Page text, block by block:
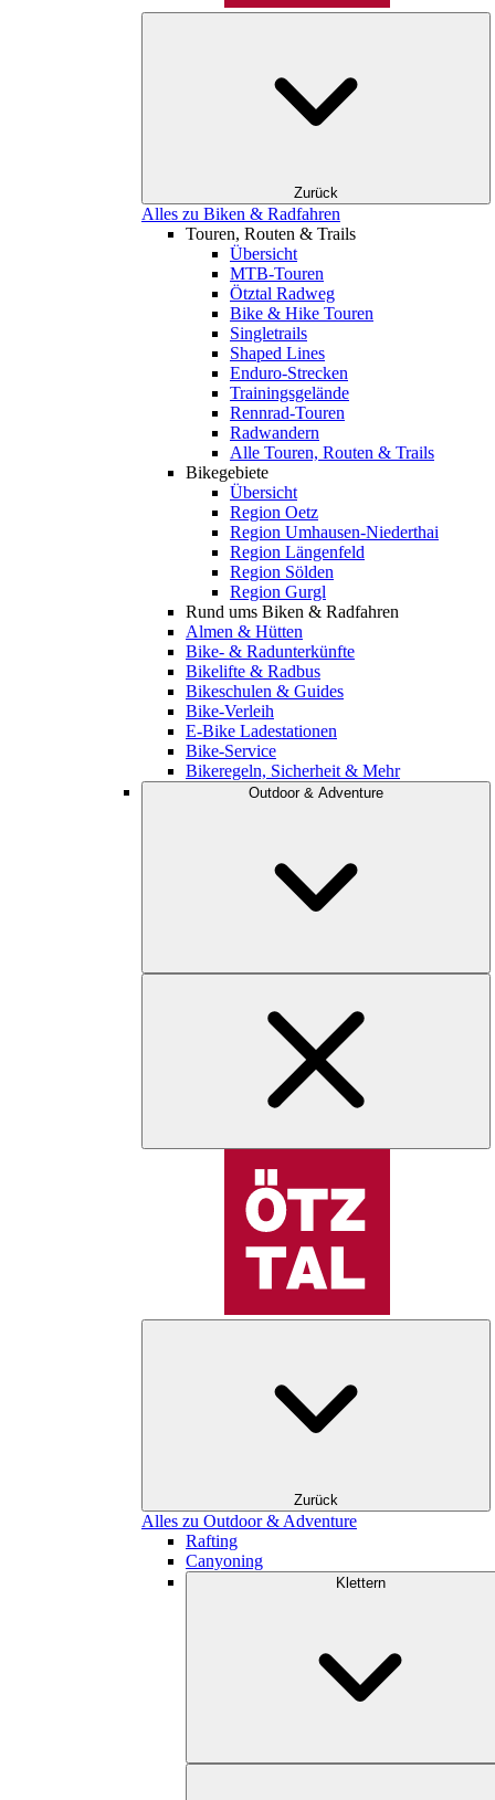
Zurück
Alles zu Biken & Radfahren
Touren, Routen & Trails
Übersicht
MTB-Touren
Ötztal Radweg
Bike & Hike Touren
Singletrails
Shaped Lines
Enduro-Strecken
Trainingsgelände
Rennrad-Touren
Radwandern
Alle Touren, Routen & Trails
Bikegebiete
Übersicht
Region Oetz
Region Umhausen-Niederthai
Region Längenfeld
Region Sölden
Region Gurgl
Rund ums Biken & Radfahren
Almen & Hütten
Bike- & Radunterkünfte
Bikelifte & Radbus
Bikeschulen & Guides
Bike-Verleih
E-Bike Ladestationen
Bike-Service
Bikeregeln, Sicherheit & Mehr
Outdoor & Adventure
Zurück
Alles zu Outdoor & Adventure
Rafting
Canyoning
Klettern